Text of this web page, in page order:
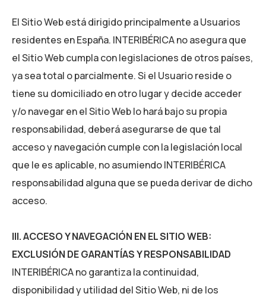
El Sitio Web está dirigido principalmente a Usuarios
residentes en España. INTERIBÉRICAno asegura que
el Sitio Web cumpla con legislaciones de otros países,
ya sea total o parcialmente. Si el Usuario reside o
tiene su domiciliado en otro lugar y decide acceder
y/o navegar en el Sitio Web lo hará bajo su propia
responsabilidad, deberá asegurarse de que tal
acceso y navegación cumple con la legislación local
que le es aplicable, no asumiendoINTERIBÉRICA
responsabilidad alguna que se pueda derivar de dicho
acceso.
III. ACCESO Y NAVEGACIÓN EN EL SITIO WEB:
EXCLUSIÓN DE GARANTÍAS Y RESPONSABILIDAD
INTERIBÉRICAno garantiza la continuidad,
disponibilidad y utilidad del Sitio Web, ni de los